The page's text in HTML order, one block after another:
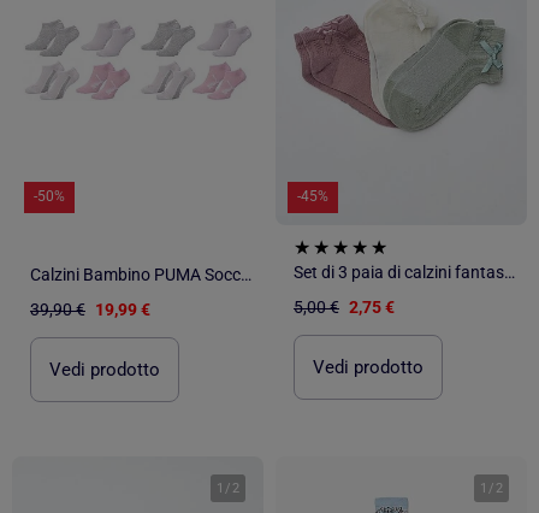
-50%
Calzini Bambino PUMA Socchette - Confezione da 8
39,90 € 19,99 €
Vedi prodotto
-45%
Set di 3 paia di calzini fantasia
5,00 € 2,75 €
Vedi prodotto
1 / 2 1 / 2